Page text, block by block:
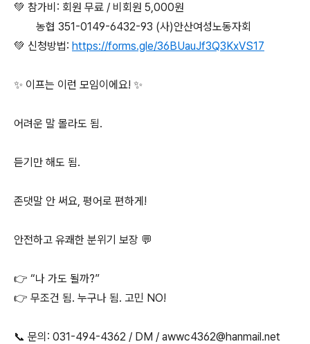
💚 참가비: 회원 무료 / 비회원 5,000원
농협 351-0149-6432-93 (사)안산여성노동자회
💚 신청방법: https://forms.gle/36BUauJf3Q3KxVS17
✨ 이프는 이런 모임이에요! ✨
어려운 말 몰라도 됨.
듣기만 해도 됨.
존댓말 안 써요, 평어로 편하게!
안전하고 유쾌한 분위기 보장 💬
👉 “나 가도 될까?”
👉 무조건 됨. 누구나 됨. 고민 NO!
📞 문의: 031-494-4362 / DM / awwc4362@hanmail.net